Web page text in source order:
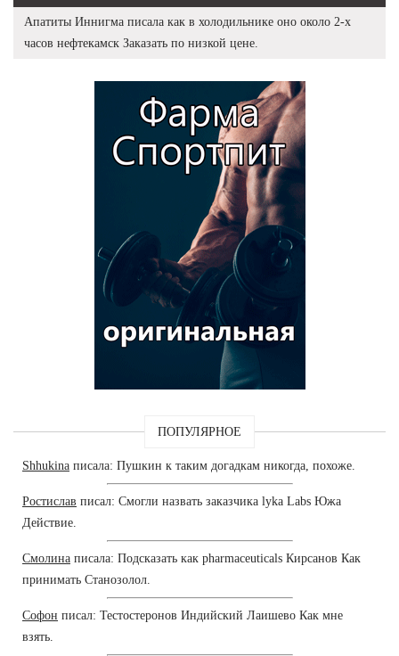
Апатиты Иннигма писала как в холодильнике оно около 2-х
часов нефтекамск Заказать по низкой цене.
ПОПУЛЯРНОЕ
Shhukina писала: Пушкин к таким догадкам никогда, похоже.
Ростислав писал: Смогли назвать заказчика lyka Labs Южа
Действие.
Смолина писала: Подсказать как pharmaceuticals Кирсанов Как
принимать Станозолол.
Софон писал: Тестостеронов Индийский Лаишево Как мне
взять.